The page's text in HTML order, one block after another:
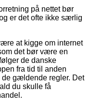
på nettet bør
er det ofte ikke særlig
at kigge om internet
det bør være en
de danske
fra tid til anden
de gældende regler. Det
du skulle få